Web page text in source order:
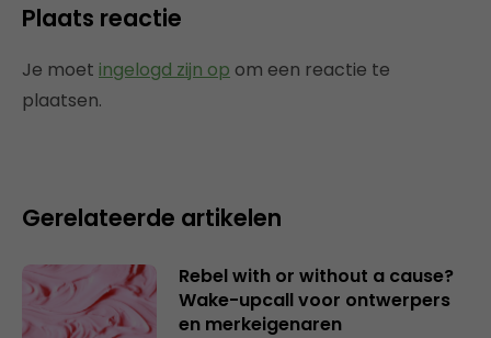
Plaats reactie
Je moet ingelogd zijn op om een reactie te
plaatsen.
Gerelateerde artikelen
Rebel with or without a cause?
Wake-upcall voor ontwerpers
en merkeigenaren